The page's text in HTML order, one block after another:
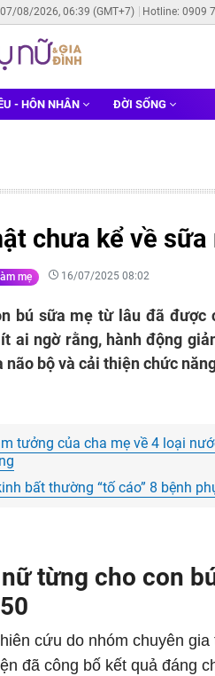
08/2026, 06:39 (GMT+7) Hotline: 0909
- HÔN NHÂN ĐỜI SỐNG
chưa kể về sữa
mẹ 16/07/2025 08:02
bú sữa mẹ từ lâu đã
ai ngờ rằng, hành động
não bộ và cải thiện chức
tưởng của cha mẹ về 4 loại
bất thường “tố cáo” 8 bệnh
từng cho con
cứu do nhóm chuyên
đã công bố kết quả đáng